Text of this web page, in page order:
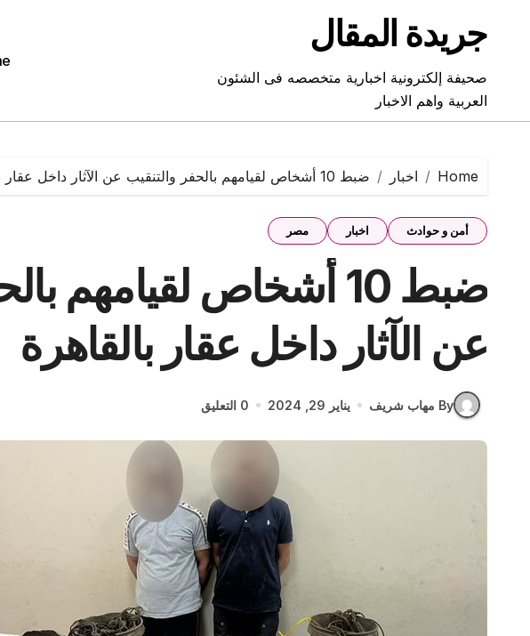
contentجريدة المقال
صحيفة إلكترونية اخبارية متخصصه فى الشئون
العربية واهم الاخبار
Home اخبار ضبط 10 أشخاص لقيامهم بالحفر والتنقيب عن الآثار داخل عقار بالقاهرة
أمن و حوادث اخبار مصر
ضبط 10 أشخاص لقيامهم
عن الآثار داخل عقار بالقاهرة
By مهاب شريف يناير 29, 2024 0 التعليق